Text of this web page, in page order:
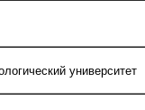
университет